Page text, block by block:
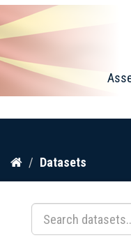
Skip
content
Datasets